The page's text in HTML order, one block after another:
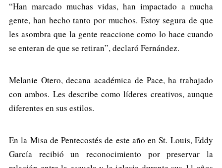
“Han marcado muchas vidas, han impactado a mucha
gente, han hecho tanto por muchos. Estoy segura de que
les asombra que la gente reaccione como lo hace cuando
se enteran de que se retiran”, declaró Fernández.
Melanie Otero, decana académica de Pace, ha trabajado
con ambos. Les describe como líderes creativos, aunque
diferentes en sus estilos.
En la Misa de Pentecostés de este año en St. Louis, Eddy
García recibió un reconocimiento por preservar la